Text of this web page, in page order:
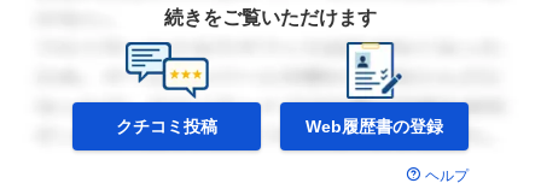
続きをご覧いただけます
クチコミ投稿 Web履歴書の登録
ヘルプ